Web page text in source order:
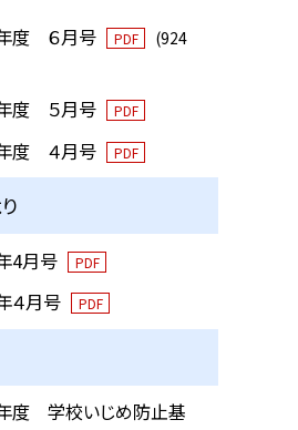
度 ６月号 PDF
(924
度 ５月号 PDF
度 ４月号 PDF
4月号 PDF
４月号 PDF
度 学校いじめ防止基